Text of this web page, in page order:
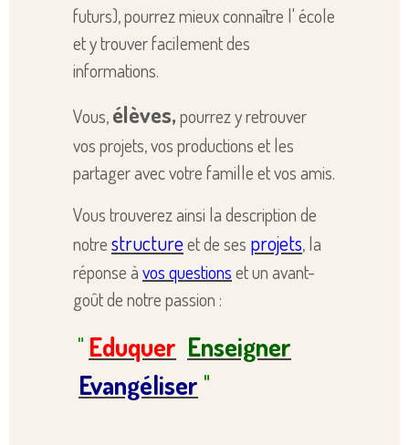
futurs), pourrez mieux connaître l' école
et y trouver facilement des
informations.
Vous,élèves,pourrez y retrouver
vos projets, vos productions et les
partager avec votre famille et vos amis.
Vous trouverez ainsi la description de
notrestructureet de ses projets, la
réponse àvos questionset un avant-
goût de notre passion :
" Eduquer Enseigner
Evangéliser "